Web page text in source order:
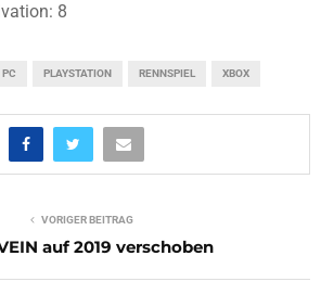
8
PC PLAYSTATION RENNSPIEL XBOX
VORIGER BEITRAG
auf 2019 verschoben